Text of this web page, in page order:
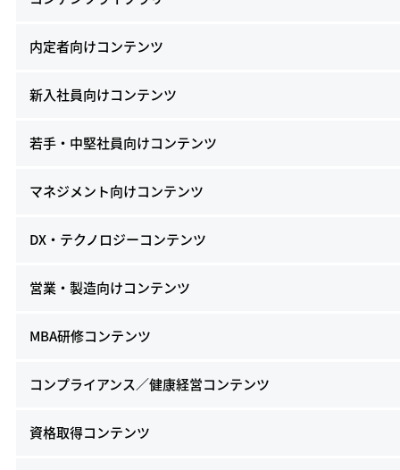
内定者向けコンテンツ
新入社員向けコンテンツ
若手・中堅社員向けコンテンツ
マネジメント向けコンテンツ
DX・テクノロジーコンテンツ
営業・製造向けコンテンツ
MBA研修コンテンツ
コンプライアンス／健康経営コンテンツ
資格取得コンテンツ